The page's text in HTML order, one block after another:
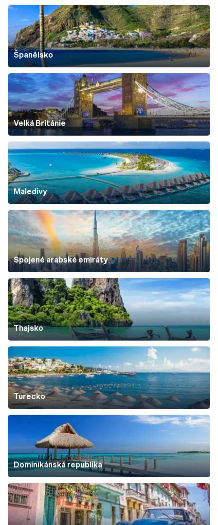
Španělsko
Velká Británie
Maledivy
Spojené arabské emiráty
Thajsko
Turecko
Dominikánská republika